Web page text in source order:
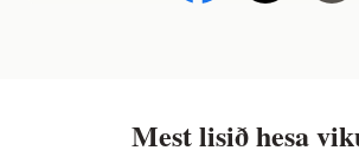
Mest lisið hesa